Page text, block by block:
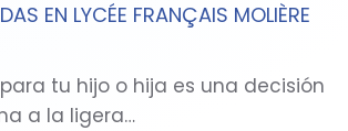
EN LYCÉE FRANÇAIS MOLIÈRE
tu hijo o hija es una decisión
a la ligera…